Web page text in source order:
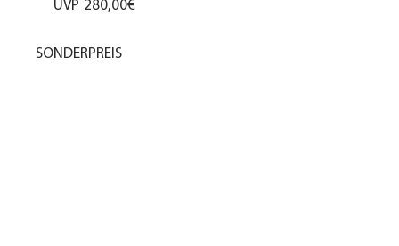
UVP 280,00€
SONDERPREIS